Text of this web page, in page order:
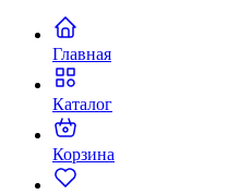
Главная
Каталог
Корзина